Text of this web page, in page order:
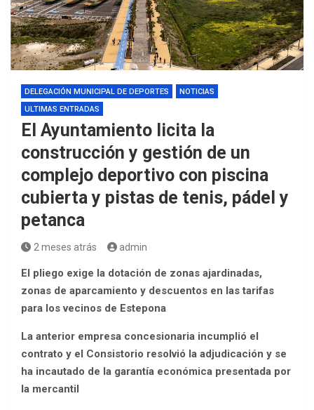
DELEGACIÓN MUNICIPAL DE DEPORTES
NOTICIAS
ULTIMAS ENTRADAS
El Ayuntamiento licita la
construcción y gestión de un
complejo deportivo con piscina
cubierta y pistas de tenis, pádel y
petanca
2 meses atrás admin
El pliego exige la dotación de zonas ajardinadas,
zonas de aparcamiento y descuentos en las tarifas
para los vecinos de Estepona
La anterior empresa concesionaria incumplió el
contrato y el Consistorio resolvió la adjudicación y se
ha incautado de la garantía económica presentada por
la mercantil